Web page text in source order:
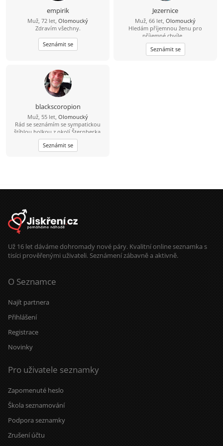
empirik
Muž, 72 let, Olomoucký
Zdravím všechny.
Seznámit se
Jezernice
Muž, 66 let, Olomoucký
Hledám příjemnou ženu pro
příjemné chvíle....
Seznámit se
blackscoropion
Muž, 55 let, Olomoucký
Rád se seznámím se sympatickou
štíhlou holkou z okolí Šternberka.
Pokud máš zájem napiš. Stačí
zkopírovat mé jméno zavináč
seznam.
Seznámit se
Už 16 let dáváme dohromady nové páry. Kvalitní online seznamka s
tisíci prověřenými uživateli. Seznámení zábavně a aktivně.
O Seznamce
Najít partnera
Přihlášení
Registrace
Novinky
Pro uživatele seznamky
Zapomenuté heslo
Škola seznamování
Podpora seznamky
Zrušení účtu